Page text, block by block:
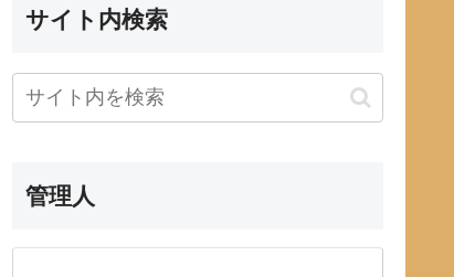
サイト内検索
管理人